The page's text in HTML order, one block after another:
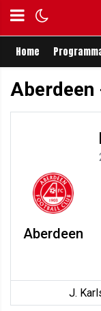
Home
Aberdeen
Aberdeen
J.